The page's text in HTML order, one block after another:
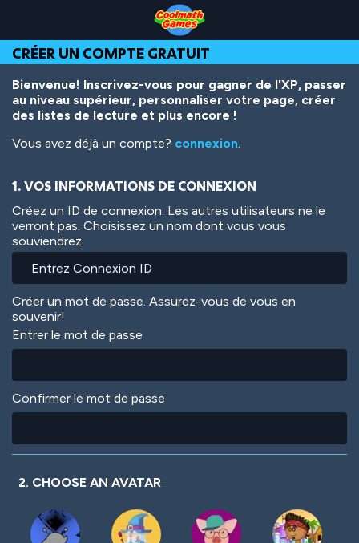
Top
of
Page
Navigation
Main
Content
Footer
contenu
principal
CRÉER UN COMPTE GRATUIT
Bienvenue! Inscrivez-vous pour gagner de l'XP, passer
au niveau supérieur, personnaliser votre page, créer
des listes de lecture et plus encore !
Vous avez déjà un compte? connexion.
1. VOS INFORMATIONS DE CONNEXION
Créez un ID de connexion. Les autres utilisateurs ne le
verront pas. Choisissez un nom dont vous vous
souviendrez.
Créer un mot de passe. Assurez-vous de vous en
souvenir!
Entrer le mot de passe
Confirmer le mot de passe
2. CHOOSE AN AVATAR